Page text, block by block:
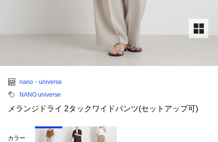
nano・universe
NANO universe
メランジドライ 2タックワイドパンツ(セットアップ可)
カラー